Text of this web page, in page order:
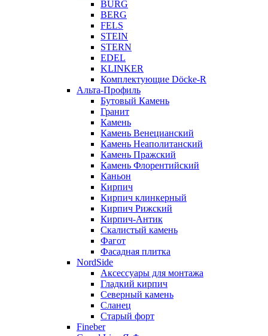
BURG
BERG
FELS
STEIN
STERN
EDEL
KLINKER
Комплектующие Döcke-R
Альта-Профиль
Бутовый Камень
Гранит
Камень
Камень Венецианский
Камень Неаполитанский
Камень Пражский
Камень Флорентийский
Каньон
Кирпич
Кирпич клинкерный
Кирпич Рижский
Кирпич-Антик
Скалистый камень
Фагот
Фасадная плитка
NordSide
Аксессуары для монтажа
Гладкий кирпич
Северный камень
Сланец
Старый форт
Fineber